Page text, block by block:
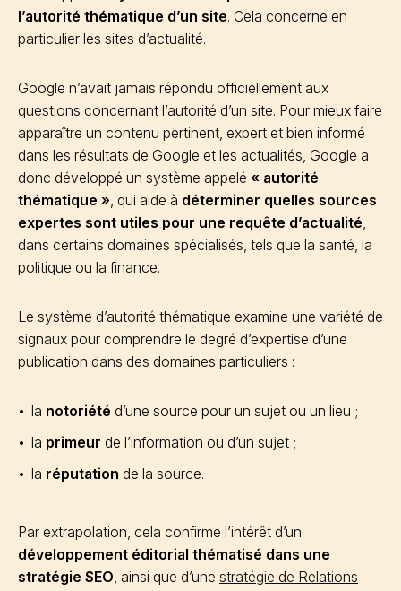
l’autorité thématique d’un site. Cela concerne en
particulier les sites d’actualité.
Google n’avait jamais répondu officiellement aux
questions concernant l’autorité d’un site. Pour mieux faire
apparaître un contenu pertinent, expert et bien informé
dans les résultats de Google et les actualités, Google a
donc développé un système appelé « autorité
thématique », qui aide à déterminer quelles sources
expertes sont utiles pour une requête d’actualité,
dans certains domaines spécialisés, tels que la santé, la
politique ou la finance.
Le système d’autorité thématique examine une variété de
signaux pour comprendre le degré d’expertise d’une
publication dans des domaines particuliers :
la notoriété d’une source pour un sujet ou un lieu ;
la primeur de l’information ou d’un sujet ;
la réputation de la source.
Par extrapolation, cela confirme l’intérêt d’un
développement éditorial thématisé dans une
stratégie SEO, ainsi que d’une stratégie de Relations